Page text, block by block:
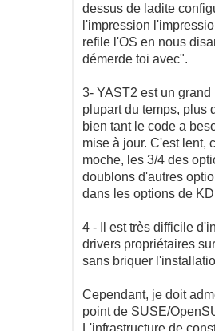
dessus de ladite
l'impression
refile l'OS en nous
démerde toi avec".
3- YAST2 est un grand
plupart du temps, plus
bien tant le code a
mise à jour. C'est lent,
moche, les 3/4 des
doublons d'autres
dans les options de
4 - Il est très difficile
drivers propriétaires
sans briquer
Cependant, je doit
point de SUSE/
L'infrastructure de